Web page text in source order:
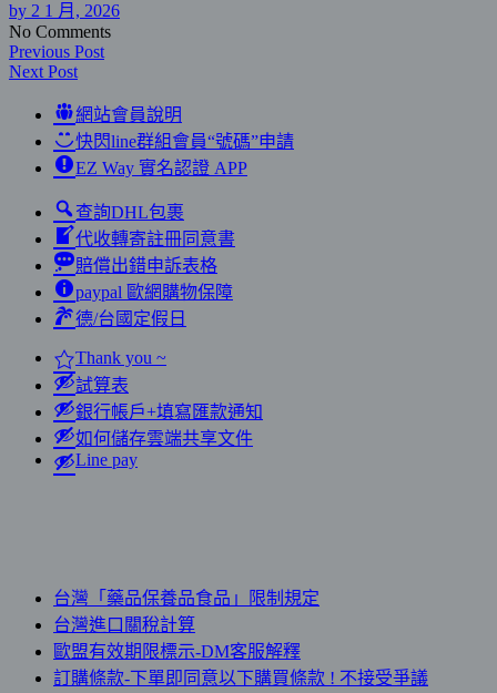
by 2 1 月, 2026
No Comments
Previous Post
Next Post
網站會員說明
快閃line群組會員“號碼”申請
EZ Way 實名認證 APP
查詢DHL包裹
代收轉寄註冊同意書
賠償出錯申訴表格
paypal 歐網購物保障
德/台國定假日
Thank you ~
試算表
銀行帳戶+填寫匯款通知
如何儲存雲端共享文件
Line pay
台灣「藥品保養品食品」限制規定
台灣進口關稅計算
歐盟有效期限標示-DM客服解釋
訂購條款-下單即同意以下購買條款 ! 不接受爭議